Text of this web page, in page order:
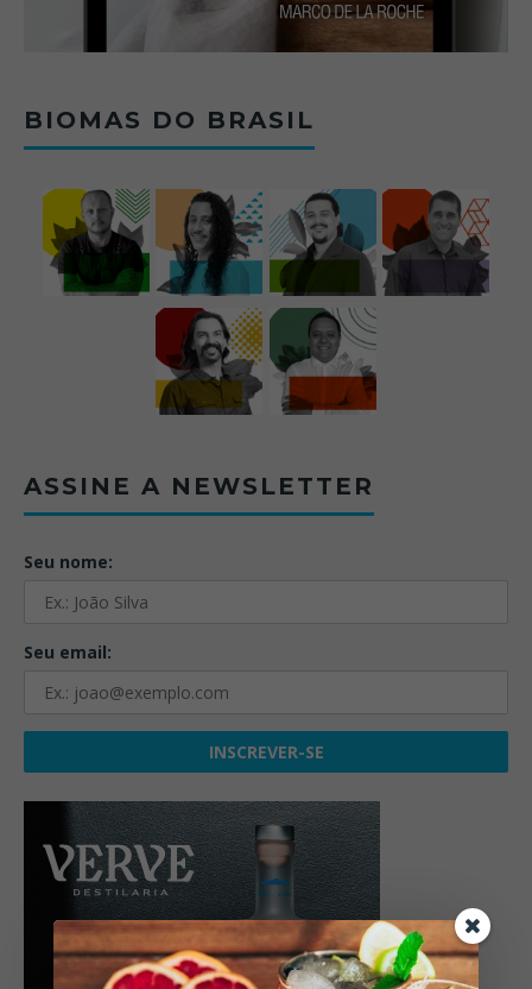
BIOMAS DO BRASIL
ASSINE A NEWSLETTER
Seu nome:
Seu email: